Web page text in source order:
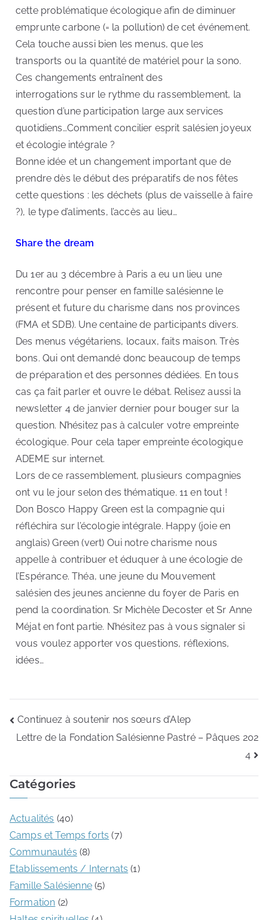
cette problématique écologique afin de diminuer
emprunte carbone (= la pollution) de cet événement.
Cela touche aussi bien les menus, que les
transports ou la quantité de matériel pour la sono.
Ces changements entraînent des
interrogations sur le rythme du rassemblement, la
question d’une participation large aux services
quotidiens…Comment concilier esprit salésien joyeux
et écologie intégrale ?
Bonne idée et un changement important que de
prendre dès le début des préparatifs de nos fêtes
cette questions : les déchets (plus de vaisselle à faire
?), le type d’aliments, l’accès au lieu…
Share the dream
Du 1er au 3 décembre à Paris a eu un lieu une
rencontre pour penser en famille salésienne le
présent et future du charisme dans nos provinces
(FMA et SDB). Une centaine de participants divers.
Des menus végétariens, locaux, faits maison. Très
bons. Qui ont demandé donc beaucoup de temps
de préparation et des personnes dédiées. En tous
cas ça fait parler et ouvre le débat. Relisez aussi la
newsletter 4 de janvier dernier pour bouger sur la
question. N’hésitez pas à calculer votre empreinte
écologique. Pour cela taper empreinte écologique
ADEME sur internet.
Lors de ce rassemblement, plusieurs compagnies
ont vu le jour selon des thématique. 11 en tout !
Don Bosco Happy Green est la compagnie qui
réfléchira sur l’écologie intégrale. Happy (joie en
anglais) Green (vert) Oui notre charisme nous
appelle à contribuer et éduquer à une écologie de
l’Espérance. Théa, une jeune du Mouvement
salésien des jeunes ancienne du foyer de Paris en
pend la coordination. Sr Michèle Decoster et Sr Anne
Méjat en font partie. N’hésitez pas à vous signaler si
vous voulez apporter vos questions, réflexions,
idées…
Continuez à soutenir nos sœurs d’Alep
Lettre de la Fondation Salésienne Pastré – Pâques 202
4
Catégories
Actualités (40)
Camps et Temps forts (7)
Communautés (8)
Etablissements / Internats (1)
Famille Salésienne(5)
Formation (2)